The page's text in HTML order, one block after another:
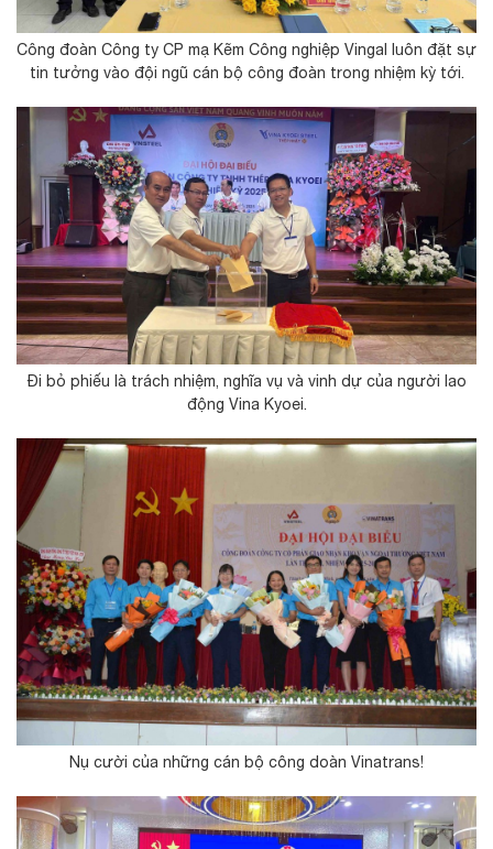
Công đoàn Công ty CP mạ Kẽm Công nghiệp Vingal luôn đặt sự
tin tưởng vào đội ngũ cán bộ công đoàn trong nhiệm kỳ tới.
Đi bỏ phiếu là trách nhiệm, nghĩa vụ và vinh dự của người lao
động Vina Kyoei.
Nụ cười của những cán bộ công doàn Vinatrans!